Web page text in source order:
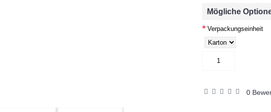
Mögliche
Verpackungseinheit
0